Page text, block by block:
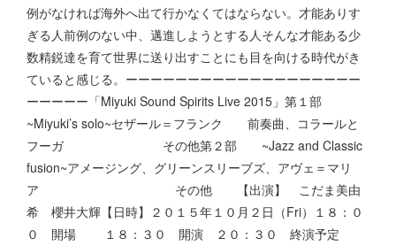
例がなければ海外へ出て行かなくてはならない。才能ありす
ぎる人前例のない中、邁進しようとする人そんな才能ある少
数精鋭達を育て世界に送り出すことにも目を向ける時代がき
ていると感じる。ーーーーーーーーーーーーーーーーーーー
ーーーーー「Miyuki Sound Spirits Live 2015」第１部
~Miyuki’s solo~セザール＝フランク 前奏曲、コラールと
フーガ その他第２部 ~Jazz and Classic
fusion~アメージング、グリーンスリーブズ、アヴェ＝マリ
ア その他 【出演】 こだま美由
希 櫻井大輝【日時】２０１５年１０月２日（Fri）１８：０
０ 開場 １８：３０ 開演 ２０：３０ 終演予定